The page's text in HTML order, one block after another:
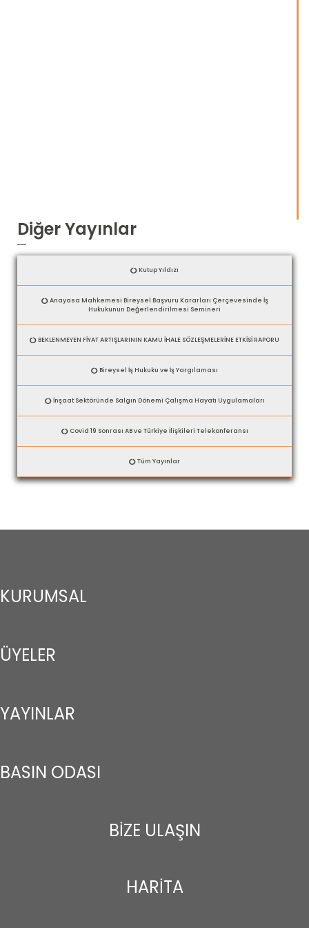
Diğer Yayınlar
Kutup Yıldızı
Anayasa Mahkemesi Bireysel Başvuru Kararları Çerçevesinde İş
Hukukunun Değerlendirilmesi Semineri
BEKLENMEYEN FİYAT ARTIŞLARININ KAMU İHALE SÖZLEŞMELERİNE ETKİSİ RAPORU
Bireysel İş Hukuku ve İş Yargılaması
İnşaat Sektöründe Salgın Dönemi Çalışma Hayatı Uygulamaları
Covid 19 Sonrası AB ve Türkiye İlişkileri Telekonferansı
Tüm Yayınlar
KURUMSAL
ÜYELER
YAYINLAR
BASIN ODASI
BİZE ULAŞIN
HARİTA